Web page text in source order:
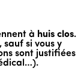
à huis clos.
, sauf si vous y
sont justifiées